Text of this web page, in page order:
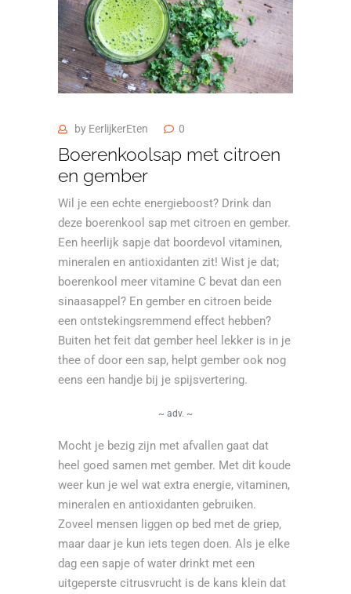
by EerlijkerEten 0
Boerenkoolsap met citroen
en gember
Wil je een echte energieboost? Drink dan
deze boerenkool sap met citroen en gember.
Een heerlijk sapje dat boordevol vitaminen,
mineralen en antioxidanten zit! Wist je dat;
boerenkool meer vitamine C bevat dan een
sinaasappel? En gember en citroen beide
een ontstekingsremmend effect hebben?
Buiten het feit dat gember heel lekker is in je
thee of door een sap, helpt gember ook nog
eens een handje bij je spijsvertering.
~ adv. ~
Mocht je bezig zijn met afvallen gaat dat
heel goed samen met gember. Met dit koude
weer kun je wel wat extra energie, vitaminen,
mineralen en antioxidanten gebruiken.
Zoveel mensen liggen op bed met de griep,
maar daar je kun iets tegen doen. Als je elke
dag een sapje of water drinkt met een
uitgeperste citrusvrucht is de kans klein dat